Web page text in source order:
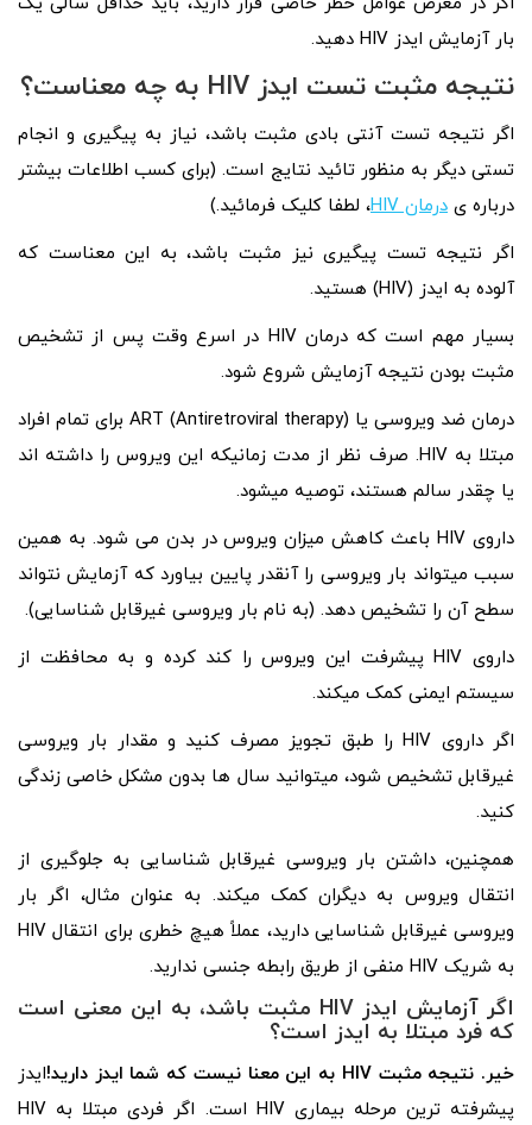
بار آزمایش ایدز HIV دهید.
نتیجه مثبت تست ایدز HIV به چه معناست؟
اگر نتیجه تست آنتی‌ بادی مثبت باشد، نیاز به پیگیری و انجام
تستی دیگر به منظور تائید نتایج است. (برای کسب اطلاعات بیشتر
درباره ی درمان HIV
، لطفا کلیک فرمائید.)
اگر نتیجه تست پیگیری نیز مثبت باشد، به این معناست که
آلوده به ایدز (HIV) هستید.
بسیار مهم است که درمان HIV در اسرع وقت پس از تشخیص
مثبت بودن نتیجه آزمایش شروع شود.
درمان ضد ویروسی یا ART (Antiretroviral therapy) برای تمام افراد
مبتلا به HIV. صرف نظر از مدت زمانیکه این ویروس را داشته‌ اند
یا چقدر سالم هستند، توصیه میشود.
داروی HIV باعث کاهش میزان ویروس در بدن می شود. به همین
سبب میتواند بار ویروسی را آنقدر پایین بیاورد که آزمایش نتواند
سطح آن را تشخیص دهد. (به نام بار ویروسی غیرقابل شناسایی).
داروی HIV پیشرفت این ویروس را کند کرده و به محافظت از
سیستم ایمنی کمک میکند.
اگر داروی HIV را طبق تجویز مصرف کنید و مقدار بار ویروسی
غیرقابل تشخیص شود، میتوانید سال ها بدون مشکل خاصی زندگی
کنید.
همچنین، داشتن بار ویروسی غیرقابل شناسایی به جلوگیری از
انتقال ویروس به دیگران کمک میکند. به عنوان مثال، اگر بار
ویروسی غیرقابل شناسایی دارید، عملاً هیچ خطری برای انتقال HIV
به شریک HIV منفی از طریق رابطه جنسی ندارید.
اگر آزمایش ایدز HIV مثبت باشد، به این معنی است
که فرد مبتلا به ایدز است؟
خیر. نتیجه مثبت HIV به این معنا نیست که شما ایدز دارید!
ایدز
پیشرفته‌ ترین مرحله بیماری HIV است. اگر فردی مبتلا به HIV